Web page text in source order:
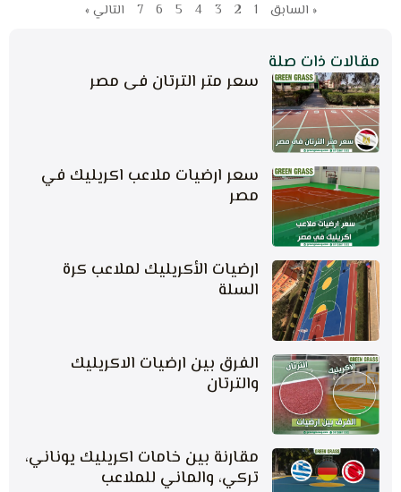
« السابق 1
2
3
4
5
6
7 التالي »
مقالات ذات صلة
سعر متر الترتان فى مصر
سعر ارضيات ملاعب اكريليك في
مصر
ارضيات الأكريليك لملاعب كرة
السلة
الفرق بين ارضيات الاكريليك
والترتان
مقارنة بين خامات اكريليك يوناني،
تركي، والماني للملاعب